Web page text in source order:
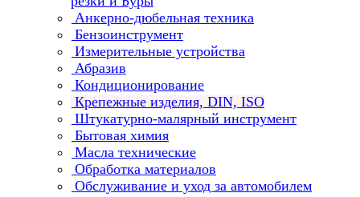
Анкерно-дюбельная техника
Бензоинструмент
Измерительные устройства
Абразив
Кондиционирование
Крепежные изделия, DIN, ISO
Штукатурно-малярный инструмент
Бытовая химия
Масла технические
Обработка материалов
Обслуживание и уход за автомобилем